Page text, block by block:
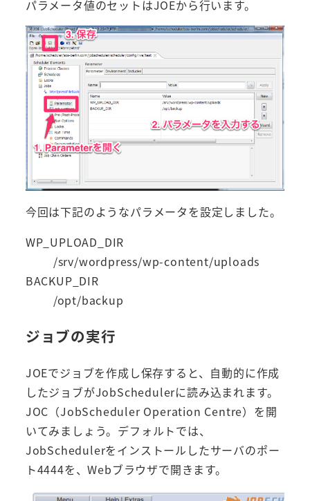
パラメータ値のセットはJOEから行います。
今回は下記のようなパラメータを設定しました。
WP_UPLOAD_DIR
/srv/wordpress/wp-content/uploads
BACKUP_DIR
/opt/backup
ジョブの実行
JOEでジョブを作成し保存すると、自動的に作成
したジョブがJobSchedulerに読み込まれます。
JOC（JobScheduler Operation Centre）を開
いてみましょう。デフォルトでは、
JobSchedulerをインストールしたサーバのポー
ト4444を、Webブラウザで開きます。